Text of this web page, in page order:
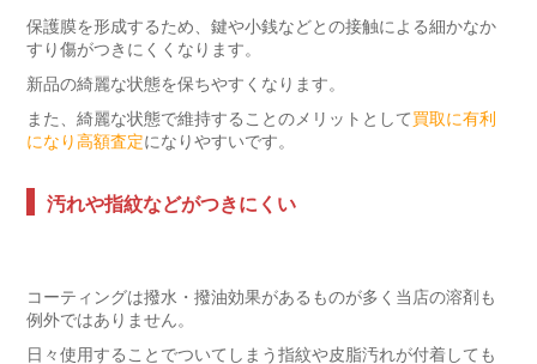
保護膜を形成するため、鍵や小銭などとの接触による細かなか
すり傷がつきにくくなります。
新品の綺麗な状態を保ちやすくなります。
また、綺麗な状態で維持することのメリットとして買取に有利
になり高額査定になりやすいです。
汚れや指紋などがつきにくい
コーティングは撥水・撥油効果があるものが多く当店の溶剤も
例外ではありません。
日々使用することでついてしまう指紋や皮脂汚れが付着しても